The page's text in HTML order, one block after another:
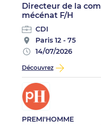
Directeur de la
mécénat F/H
CDI
Paris 12 - 75
14/07/2026
Découvrez
PREMI'HOMME